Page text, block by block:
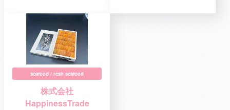
seafood / resh seafood
株式会社
HappinessTrade